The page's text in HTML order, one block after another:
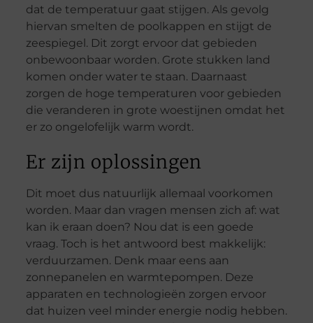
dat de temperatuur gaat stijgen. Als gevolg
hiervan smelten de poolkappen en stijgt de
zeespiegel. Dit zorgt ervoor dat gebieden
onbewoonbaar worden. Grote stukken land
komen onder water te staan. Daarnaast
zorgen de hoge temperaturen voor gebieden
die veranderen in grote woestijnen omdat het
er zo ongelofelijk warm wordt.
Er zijn oplossingen
Dit moet dus natuurlijk allemaal voorkomen
worden. Maar dan vragen mensen zich af: wat
kan ik eraan doen? Nou dat is een goede
vraag. Toch is het antwoord best makkelijk:
verduurzamen. Denk maar eens aan
zonnepanelen en warmtepompen. Deze
apparaten en technologieën zorgen ervoor
dat huizen veel minder energie nodig hebben.